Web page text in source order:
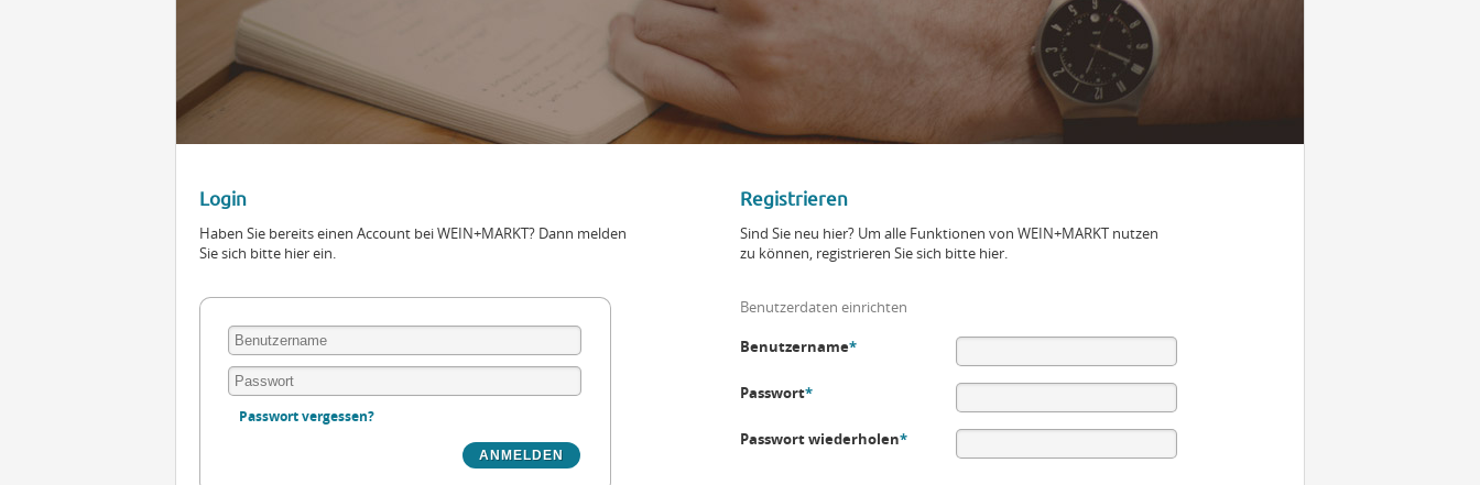
Login
Haben Sie bereits einen Account bei WEIN+MARKT? Dann melden
Sie sich bitte hier ein.
Passwort vergessen?
Registrieren
Sind Sie neu hier? Um alle Funktionen von WEIN+MARKT nutzen
zu können, registrieren Sie sich bitte hier.
Benutzerdaten einrichten
Benutzername*
Passwort*
Passwort wiederholen*